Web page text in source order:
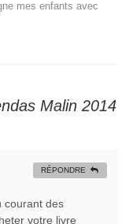
mes enfants avec
Malin 2014
courant des
votre livre
RÉPONDRE